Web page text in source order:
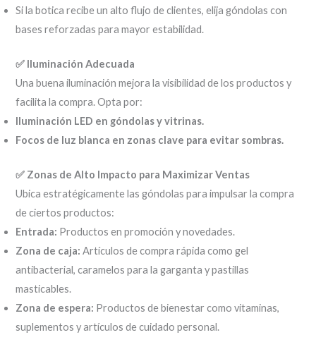
Si la botica recibe un alto flujo de clientes, elija góndolas con
bases reforzadas para mayor estabilidad.
✅ Iluminación Adecuada
Una buena iluminación mejora la visibilidad de los productos y
facilita la compra. Opta por:
Iluminación LED en góndolas y vitrinas.
Focos de luz blanca en zonas clave para evitar sombras.
✅ Zonas de Alto Impacto para Maximizar Ventas
Ubica estratégicamente las góndolas para impulsar la compra
de ciertos productos:
Entrada: Productos en promoción y novedades.
Zona de caja: Artículos de compra rápida como gel
antibacterial, caramelos para la garganta y pastillas
masticables.
Zona de espera: Productos de bienestar como vitaminas,
suplementos y artículos de cuidado personal.